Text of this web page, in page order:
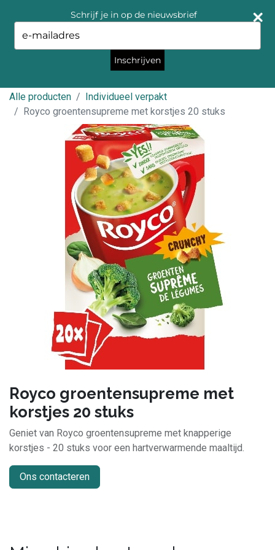
Alle producten
Individueel verpakt
Royco groentensupreme met korstjes 20 stuks
Royco groentensupreme met
korstjes 20 stuks
Geniet van Royco groentensupreme met knapperige
korstjes - 20 stuks voor een hartverwarmende maaltijd.
Ons contacteren
Schrijf je in op de nieuwsbrief
your
email
Inschrijven